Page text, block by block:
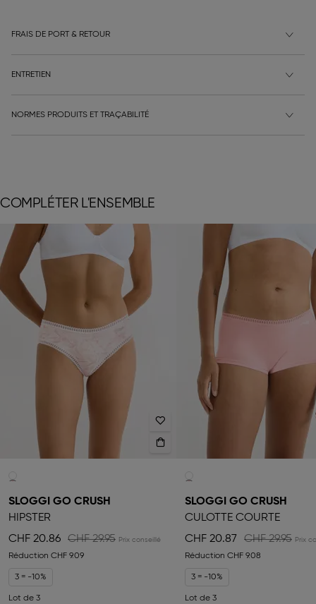
FRAIS DE PORT & RETOUR
ENTRETIEN
NORMES PRODUITS ET TRAÇABILITÉ
COMPLÉTER L'ENSEMBLE
SLOGGI GO CRUSH
HIPSTER
CHF 20.86
CHF 29.95
Réduction CHF 9.09
3 = -10%
Lot de 3
SLOGGI GO CRUSH
CULOTTE COURTE
CHF 20.87
CHF 29.95
Réduction CHF 9.08
3 = -10%
Lot de 3